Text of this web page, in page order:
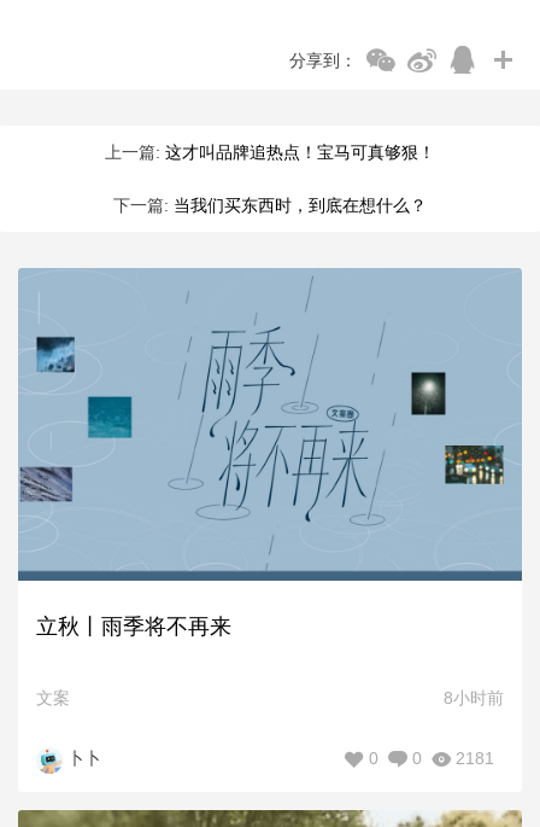
分享到：
上一篇: 这才叫品牌追热点！宝马可真够狠！
下一篇: 当我们买东西时，到底在想什么？
立秋丨雨季将不再来
文案 8小时前
卜卜 2181
0
0